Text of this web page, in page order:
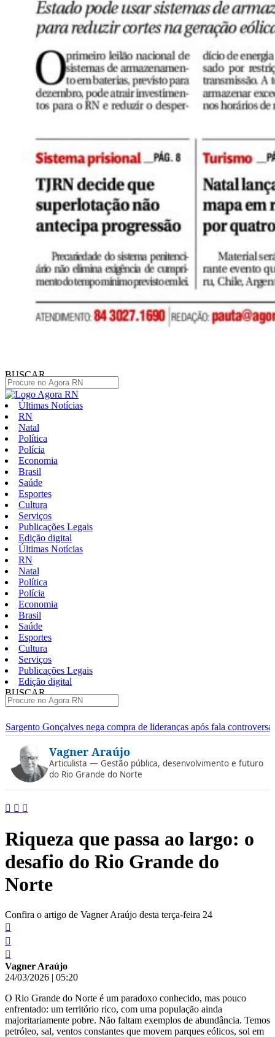
BUSCAR
Últimas Notícias
RN
Natal
Política
Polícia
Economia
Brasil
Saúde
Esportes
Cultura
Serviços
Publicações Legais
Edição digital
Últimas Notícias
RN
Natal
Política
Polícia
Economia
Brasil
Saúde
Esportes
Cultura
Serviços
Publicações Legais
Edição digital
BUSCAR
compra de lideranças após fala controversa em entrevista
para
conteúdo
Vagner Araújo
Articulista — Gestão pública, desenvolvimento e futuro
do Rio Grande do Norte
Riqueza que passa ao largo: o
desafio do Rio Grande do
Norte
Confira o artigo de Vagner Araújo desta terça-feira 24
Vagner Araújo
24/03/2026 | 05:20
O Rio Grande do Norte é um paradoxo conhecido, mas pouco
enfrentado: um território rico, com uma população ainda
majoritariamente pobre. Não faltam exemplos de abundância. Temos
petróleo, sal, ventos constantes que movem parques eólicos, sol em